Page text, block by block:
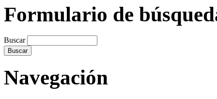
Formulario de
Buscar
Navegación